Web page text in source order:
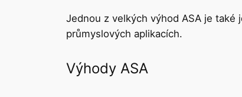
Jednou z velkých výhod ASA je
průmyslových aplikacích.
Výhody ASA